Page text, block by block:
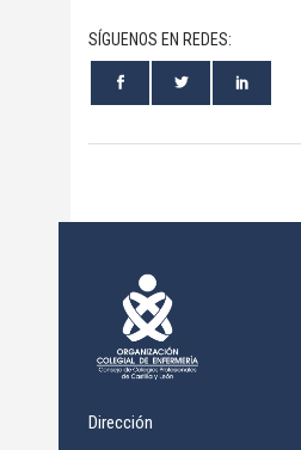
SÍGUENOS EN REDES:
Dirección